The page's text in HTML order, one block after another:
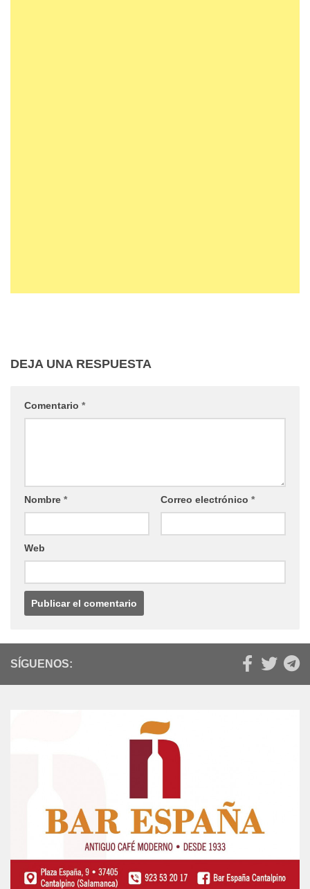
DEJA UNA RESPUESTA
Comentario *
Nombre * Correo electrónico *
Web
SÍGUENOS: